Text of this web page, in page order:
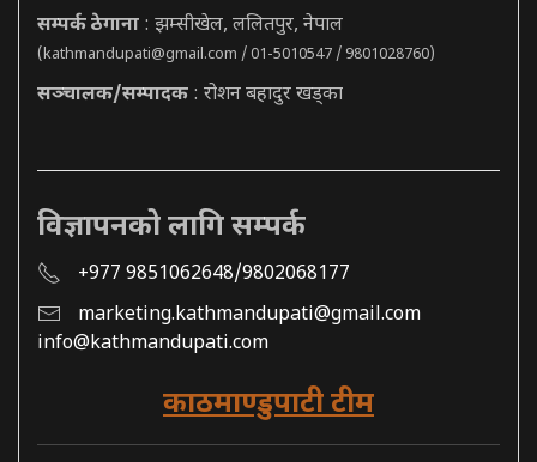
सम्पर्क ठेगाना : झम्सीखेल, ललितपुर, नेपाल
(kathmandupati@gmail.com / 01-5010547 / 9801028760)
सञ्चालक/सम्पादक : रोशन बहादुर खड्का
विज्ञापनको लागि सम्पर्क
+977 9851062648/9802068177
marketing.kathmandupati@gmail.com
info@kathmandupati.com
काठमाण्डुपाटी टीम